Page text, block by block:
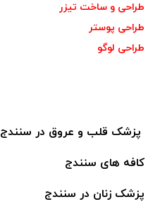
طراحی و ساخت تیزر
طراحی پوستر
طراحی لوگو
پزشک قلب و عروق در سنندج
کافه های سنندج
پزشک زنان در سنندج